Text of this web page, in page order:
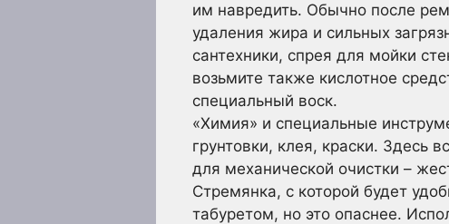
им навредить. Обычно после
удаления жира и сильных
сантехники, спрея для мойки
возьмите также кислотное
специальный воск.
«Химия» и специальные
грунтовки, клея, краски. Здесь
для механической очистки –
Стремянка, с которой будет
табуретом, но это опаснее.